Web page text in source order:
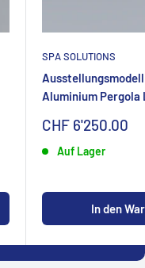
SPA SOLUTIONS
Aluminium Pergola
Sonderpreis
CHF 6'250.00
Auf Lager
In den